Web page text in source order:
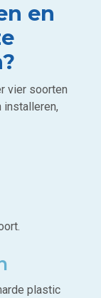
en
vier soorten
installeren,
plastic